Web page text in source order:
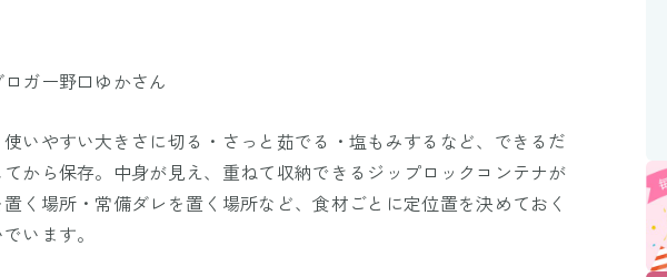
ガー野口ゆかさん
いやすい大きさに切る・さっと茹でる・塩もみするなど、できるだ
から保存。中身が見え、重ねて収納できるジップロックコンテナが
く場所・常備ダレを置く場所など、食材ごとに定位置を決めておく
います。